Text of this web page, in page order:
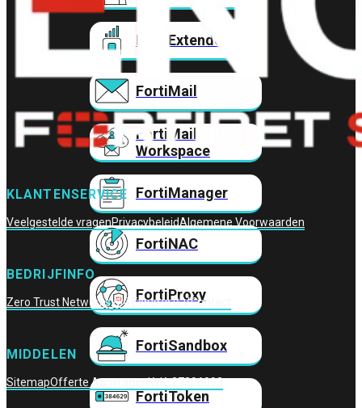
FortiExtender
FortiMail
FortiMail
Workspace
FortiManager
FortiNAC
FortiProxy
FortiSandbox
FortiToken
KLANTENSERVICE
Veelgestelde vragenPrivacybeleidAlgemene Voorwaarden
BEDRIJFINFO
Zero Trust NetworksWifi Experts B.V.Contact
MIDDELEN
SitemapOfferte AanvragenKvK: 27306093